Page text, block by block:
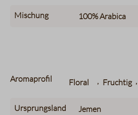
Mischung 100%Arabica
Aromaprofil Floral , Fruchtig ,
Ursprungsland Jemen